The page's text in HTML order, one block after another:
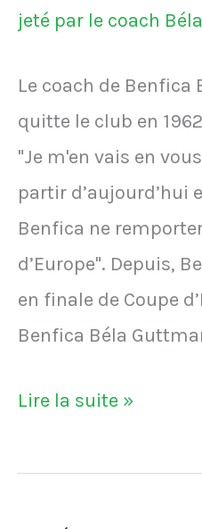
de
Golf,
Real
Madrid"
Le coach de Benfica
quitte le club en
"Je m'en vais en
partir d’aujourd’hui
Benfica ne
d’Europe". Depuis,
en finale de Coupe
Benfica Béla
La
de
Lire la suite »